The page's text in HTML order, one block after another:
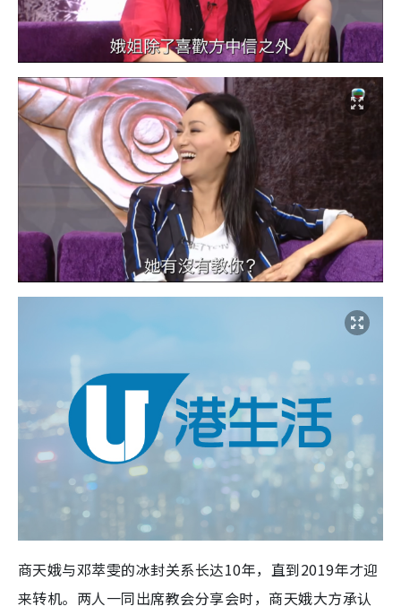
商天娥与邓萃雯的冰封关系长达10年，直到2019年才迎
来转机。两人一同出席教会分享会时，商天娥大方承认